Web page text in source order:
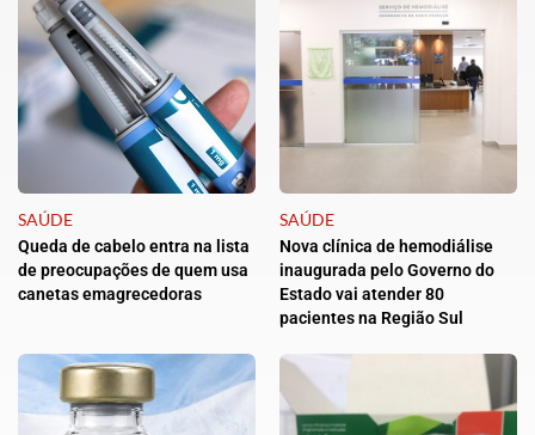
SAÚDE
Queda de cabelo entra na lista
de preocupações de quem usa
canetas emagrecedoras
SAÚDE
Nova clínica de hemodiálise
inaugurada pelo Governo do
Estado vai atender 80
pacientes na Região Sul